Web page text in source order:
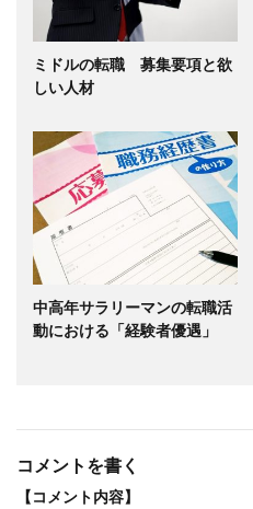
ミドルの転職 募集要項と欲
しい人材
中高年サラリーマンの転職活
動における「経験者優遇」
コメントを書く